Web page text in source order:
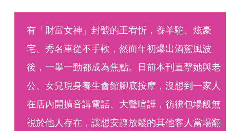
有「財富女神」封號的王宥忻，養羊駝、炫豪
宅、秀名車從不手軟，然而年初爆出酒駕風波
後，一舉一動都成為焦點。日前本刊直擊她與老
公、女兒現身養生會館腳底按摩，沒想到一家人
在店內開擴音講電話、大聲喧譁，彷彿包場般無
視於他人存在，讓想安靜放鬆的其他客人當場翻